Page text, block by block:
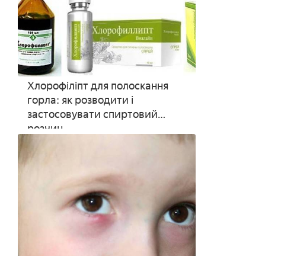
Хлорофіліпт для полоскання
горла: як розводити і
застосовувати спиртовий
розчин